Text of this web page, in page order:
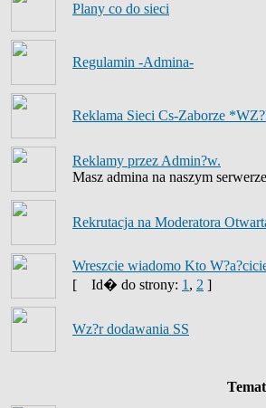
Plany co do sieci
Regulamin -Admina-
Reklama Sieci Cs-Zaborze
Reklamy przez Admin?w.
Masz admina na naszym
Rekrutacja na Moderatora
Wreszcie wiadomo Kto
[
Id� do strony: 1 , 2 ]
Wz?r dodawania SS